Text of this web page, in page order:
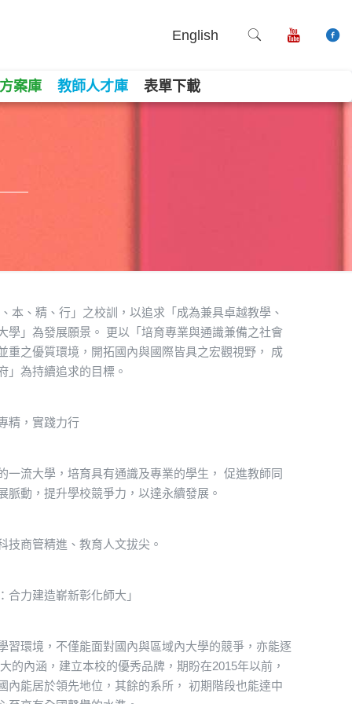
English
案庫 教師人才庫 表單下載
本、精、行」之校訓，以追求「成為兼具卓越教學、
學」為發展願景。 更以「培育專業與通識兼備之社會
重之優質環境，開拓國內與國際皆具之宏觀視野， 成
」為持續追求的目標。
精，實踐力行
流大學，培育具有通識及專業的學生， 促進教師同
脈動，提升學校競爭力，以達永續發展。
商管精進、教育人文拔尖。
力建造嶄新彰化師大」
環境，不僅能面對國內與區域內大學的競爭，亦能逐
的內涵，建立本校的優秀品牌，期盼在2015年以前，
內能居於領先地位，其餘的系所， 初期階段也能達中